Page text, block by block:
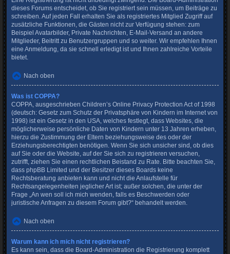
dieses Forums entscheidet, ob Sie registriert sein müssen, um Beiträge zu
schreiben. Auf jeden Fall erhalten Sie als registriertes Mitglied Zugriff auf
zusätzliche Funktionen, die Gästen nicht zur Verfügung stehen: zum
Beispiel Avatarbilder, Private Nachrichten, E-Mail-Versand an andere
Mitglieder, Beitritt zu Benutzergruppen und so weiter. Wir empfehlen Ihnen
eine Anmeldung, da sie schnell erledigt ist und Ihnen zahlreiche Vorteile
bietet.
Nach oben
Was ist COPPA?
COPPA, ausgeschrieben Children’s Online Privacy Protection Act of 1998
(deutsch: Gesetz zum Schutz der Privatsphäre von Kindern im Internet von
1998) ist ein Gesetz in den USA, welches festlegt, dass Websites, die
möglicherweise persönliche Daten von Kindern unter 13 Jahren erheben,
hierzu die Zustimmung der Eltern beziehungsweise des oder der
Erziehungsberechtigten benötigen. Wenn Sie sich unsicher sind, ob dies
auf Sie oder die Website, auf der Sie sich zu registrieren versuchen,
zutrifft, ziehen Sie einen rechtlichen Beistand zu Rate. Bitte beachten Sie,
dass phpBB Limited und der Besitzer dieses Boards keine
Rechtsberatung anbieten kann und nicht die Anlaufstelle für
Rechtsangelegenheiten jeglicher Art ist; außer solchen, die unter der
Frage „An wen soll ich mich wenden, falls es Beschwerden oder
juristische Anfragen zu diesem Forum gibt?“ behandelt werden.
Nach oben
Warum kann ich mich nicht registrieren?
Es kann sein, dass die Board-Administration die Registrierung komplett